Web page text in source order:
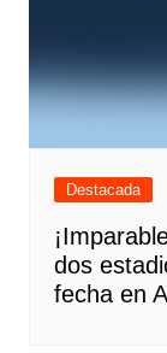
Destacada
dos
fecha en